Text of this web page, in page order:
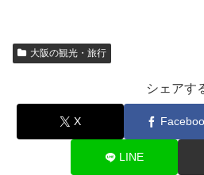
大阪の観光・旅行
シェアす
X
LINE